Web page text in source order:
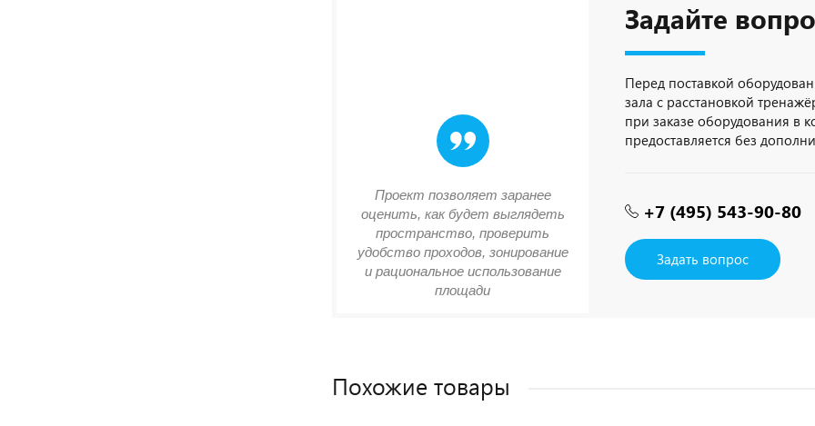
Задайте
Перед поставкой
зала с расстановкой
при заказе оборудования в
предоставляется без
+7 (495) 543-90-80
Задать вопрос
Проект позволяет заранее
оценить, как будет выглядеть
пространство, проверить
удобство проходов, зонирование
и рациональное использование
площади
Похожие товары